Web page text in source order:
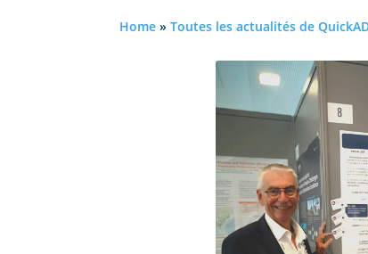
Home »Toutes les actualités de